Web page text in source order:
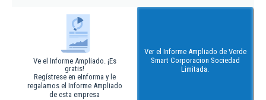
Ve el Informe Ampliado. ¡Es
gratis!
Regístrese en eInforma y le
regalamos el Informe Ampliado
de esta empresa
Ver el Informe Ampliado de Verde
Smart Corporacion Sociedad
Limitada.